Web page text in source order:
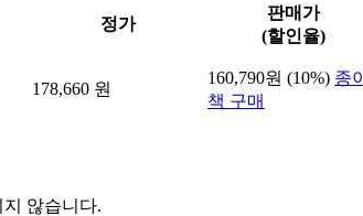
정가
판매가
(할인율)
178,660 원
160,790원 (10%) 종이
책 구매
않습니다.